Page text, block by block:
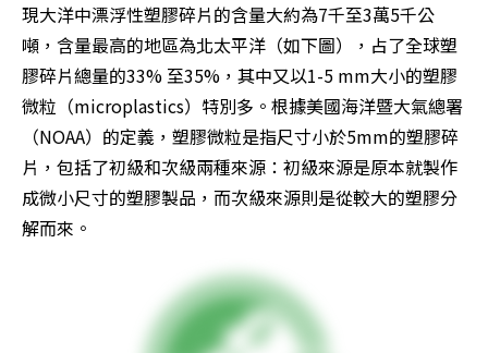
現大洋中漂浮性塑膠碎片的含量大約為7千至3萬5千公
噸，含量最高的地區為北太平洋（如下圖），占了全球塑
膠碎片總量的33% 至35%，其中又以1-5 mm大小的塑膠
微粒（microplastics）特別多。根據美國海洋暨大氣總署
（NOAA）的定義，塑膠微粒是指尺寸小於5mm的塑膠碎
片，包括了初級和次級兩種來源：初級來源是原本就製作
成微小尺寸的塑膠製品，而次級來源則是從較大的塑膠分
解而來。